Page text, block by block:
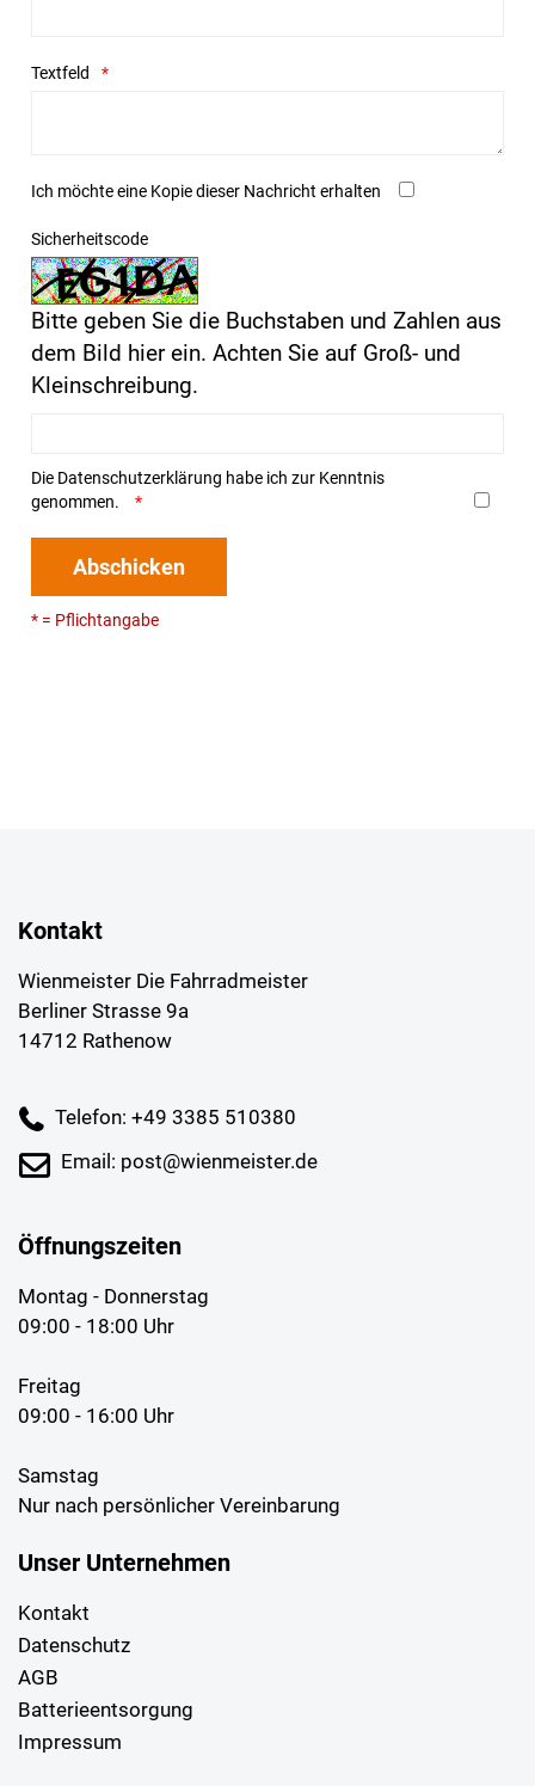
Textfeld
Ich möchte eine Kopie dieser Nachricht erhalten
Sicherheitscode
Bitte geben Sie die Buchstaben und Zahlen aus
dem Bild hier ein. Achten Sie auf Groß- und
Kleinschreibung.
Die Datenschutzerklärung habe ich zur Kenntnis
genommen.
Abschicken
* = Pflichtangabe
Kontakt
Wienmeister Die Fahrradmeister
Berliner Strasse 9a
14712 Rathenow
Telefon: +49 3385 510380
Email: post@wienmeister.de
Öffnungszeiten
Montag - Donnerstag
09:00 - 18:00 Uhr
Freitag
09:00 - 16:00 Uhr
Samstag
Nur nach persönlicher Vereinbarung
Unser Unternehmen
Kontakt
Datenschutz
AGB
Batterieentsorgung
Impressum